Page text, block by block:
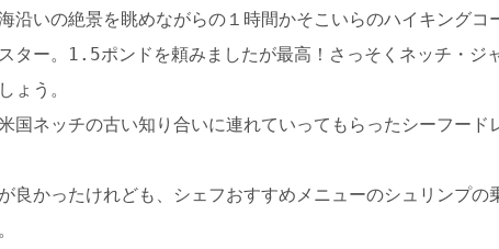
いの絶景を眺めながらの１時間かそこいらのハイキングコ
。1.5ポンドを頼みましたが最高！さっそくネッチ・ジ
ょう。
国ネッチの古い知り合いに連れていってもらったシーフード
良かったけれども、シェフおすすめメニューのシュリンプの